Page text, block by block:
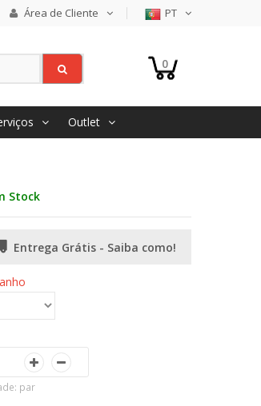
Área de Cliente PT
0
Outlet
Stock
Entrega Grátis - Saiba como!
par